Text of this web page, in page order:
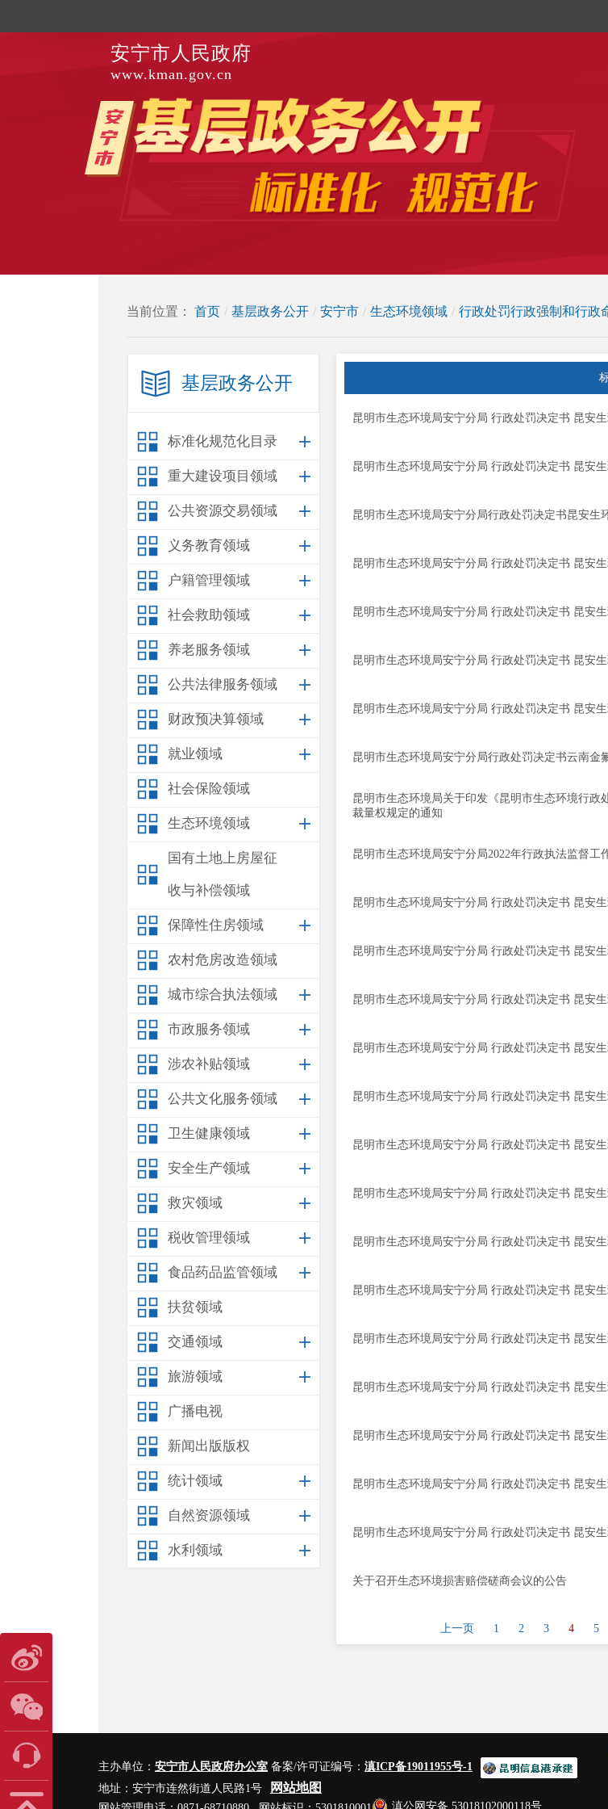
安宁市人民政府
www.kman.gov.cn
当前位置： 首页 / 基层政务公开 / 安宁市 / 生态环境领域 / 行政处罚行政强制和行政
基层政务公开
标准化规范化目录
重大建设项目领域
公共资源交易领域
义务教育领域
户籍管理领域
社会救助领域
养老服务领域
公共法律服务领域
财政预决算领域
就业领域
社会保险领域
生态环境领域
国有土地上房屋征
收与补偿领域
保障性住房领域
农村危房改造领域
城市综合执法领域
市政服务领域
涉农补贴领域
公共文化服务领域
卫生健康领域
安全生产领域
救灾领域
税收管理领域
食品药品监管领域
扶贫领域
交通领域
旅游领域
广播电视
新闻出版版权
统计领域
自然资源领域
水利领域
昆明市生态环境局安宁分局 行政处罚决定书 昆安
昆明市生态环境局安宁分局 行政处罚决定书 昆安
昆明市生态环境局安宁分局行政处罚决定书昆安生
昆明市生态环境局安宁分局 行政处罚决定书 昆安
昆明市生态环境局安宁分局 行政处罚决定书 昆安
昆明市生态环境局安宁分局 行政处罚决定书 昆安
昆明市生态环境局安宁分局 行政处罚决定书 昆安
昆明市生态环境局安宁分局行政处罚决定书云南金
昆明市生态环境局关于印发《昆明市生态环境行政
裁量权规定的通知
昆明市生态环境局安宁分局2022年行政执法监督工
昆明市生态环境局安宁分局 行政处罚决定书 昆安
昆明市生态环境局安宁分局 行政处罚决定书 昆安
昆明市生态环境局安宁分局 行政处罚决定书 昆安
昆明市生态环境局安宁分局 行政处罚决定书 昆安
昆明市生态环境局安宁分局 行政处罚决定书 昆安
昆明市生态环境局安宁分局 行政处罚决定书 昆安
昆明市生态环境局安宁分局 行政处罚决定书 昆安
昆明市生态环境局安宁分局 行政处罚决定书 昆安
昆明市生态环境局安宁分局 行政处罚决定书 昆安
昆明市生态环境局安宁分局 行政处罚决定书 昆安
昆明市生态环境局安宁分局 行政处罚决定书 昆安
昆明市生态环境局安宁分局 行政处罚决定书 昆安
昆明市生态环境局安宁分局 行政处罚决定书 昆安
昆明市生态环境局安宁分局 行政处罚决定书 昆安
关于召开生态环境损害赔偿磋商会议的公告
上一页 1 2 3 4 5
主办单位： 安宁市人民政府办公室 备案/许可证编号： 滇ICP备19011955号-1
地址：安宁市连然街道人民路1号
网站地图
滇公网安备 53018102000118号